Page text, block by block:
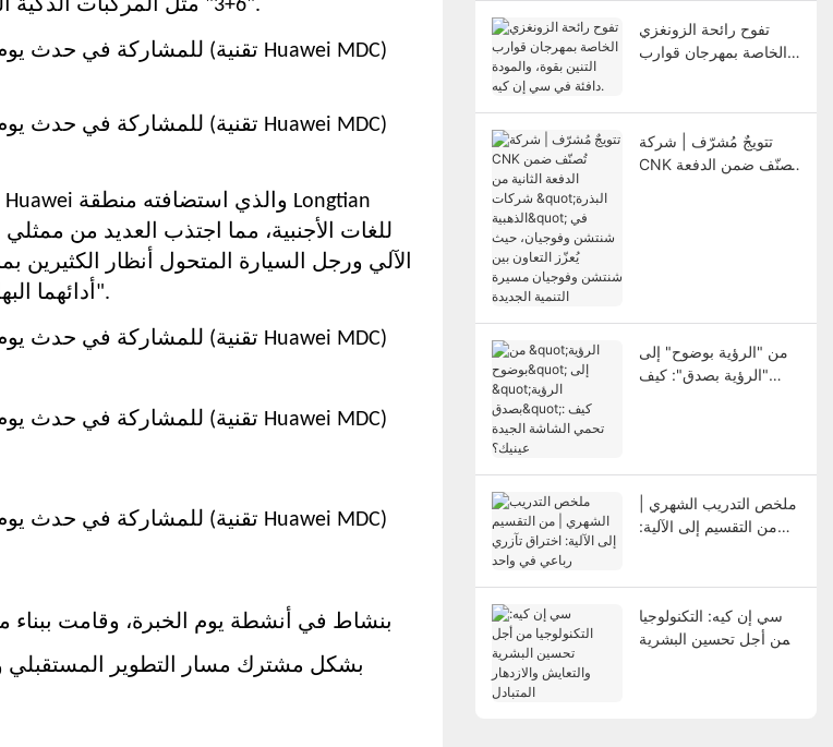
"6+3" مثل المركبات الذكية المتصلة، وتسريع بناء نظام صناعي حديث يعكس الخصائص الإقليمية.
الآلي ورجل السيارة المتحول أنظار
"أدائهما البهلواني" المتشدد، الذي أظهر سحرًا ميكانيكيًا استثنائيًا وحيوية مبتكرة.
بشكل مشترك مسار التطوير المستقبلي
تفوح رائحة الزونغزي
الخاصة بمهرجان قوارب
تتويجٌ مُشرّف | شركة
CNK تُصنّف ضمن الدفعة
من "الرؤية بوضوح" إلى
"الرؤية بصدق": كيف
ملخص التدريب الشهري |
من التقسيم إلى الآلية:
سي إن كيه: التكنولوجيا
من أجل تحسين البشرية